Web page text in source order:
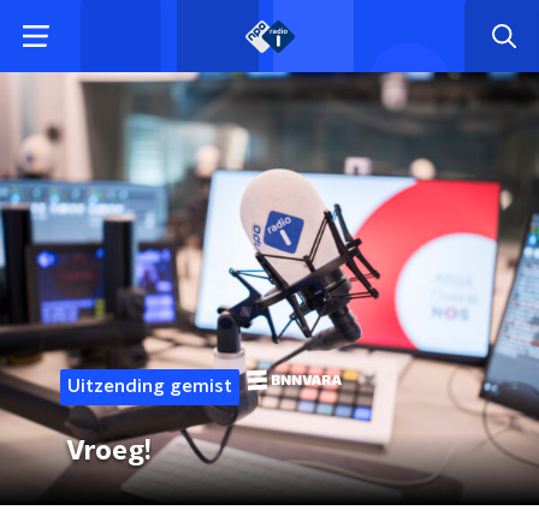
Uitzending gemist
Vroeg!